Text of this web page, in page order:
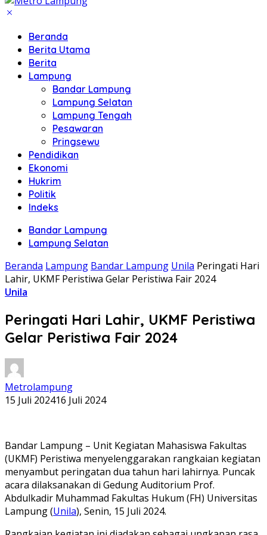
Beranda
Berita Utama
Berita
Lampung
Bandar Lampung
Lampung Selatan
Lampung Tengah
Pesawaran
Pringsewu
Pendidikan
Ekonomi
Hukrim
Politik
Indeks
Bandar Lampung
Lampung Selatan
Beranda Lampung Bandar Lampung Unila Peringati Hari
Lahir, UKMF Peristiwa Gelar Peristiwa Fair 2024
Unila
Peringati Hari Lahir, UKMF Peristiwa
Gelar Peristiwa Fair 2024
Metrolampung
15 Juli 202416 Juli 2024
Bandar Lampung – Unit Kegiatan Mahasiswa Fakultas
(UKMF) Peristiwa menyelenggarakan rangkaian kegiatan
menyambut peringatan dua tahun hari lahirnya. Puncak
acara dilaksanakan di Gedung Auditorium Prof.
Abdulkadir Muhammad Fakultas Hukum (FH) Universitas
Lampung (Unila), Senin, 15 Juli 2024.